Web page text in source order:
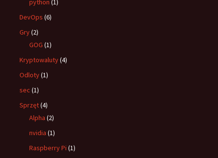
python (1)
DevOps (6)
Gry(2)
GOG (1)
Kryptowaluty(4)
Odloty(1)
sec (1)
Sprzęt(4)
Alpha (2)
nvidia (1)
Raspberry Pi (1)